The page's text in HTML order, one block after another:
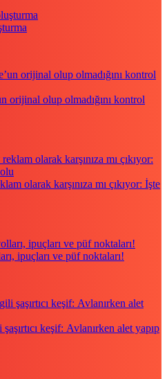
orijinal olup olmadığını kontrol
olarak karşınıza mı çıkıyor: İşte
ipuçları ve püf noktaları!
keşif: Avlanırken alet yapıp